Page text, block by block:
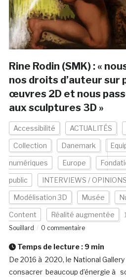
Rine Rodin (SMK) : «
nos droits d’auteur sur
œuvres 2D et nous
aux sculptures 3D »
Accessibilité ACTUALITÉS
Collection Danemark
numériques Europe
public INTERVIEWS / OPINIONS
Modélisation 3D Musée
Content Réalité augmentée
Souillard
0 commentaire
Temps de lecture : 9 min
De 2016 à 2020, le National
consacrer beaucoup d’énergie à